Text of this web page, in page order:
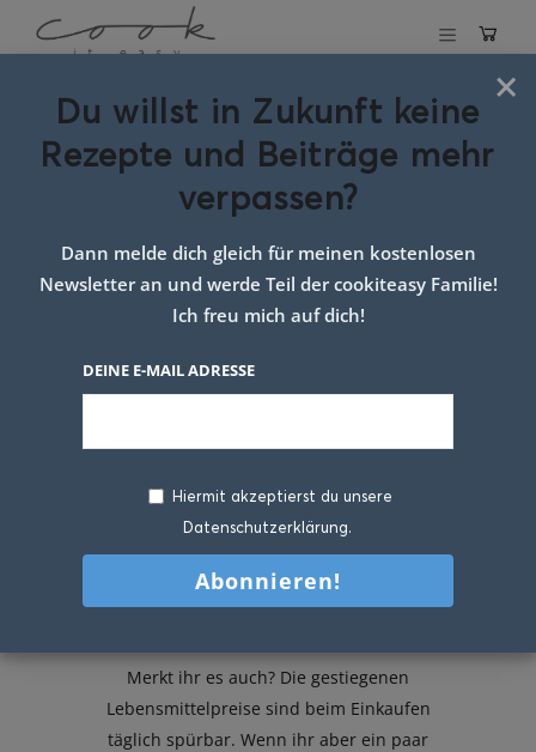
Schlagwort:
einfaches kochen
mit kindern
Merkt ihr es auch? Die gestiegenen
Lebensmittelpreise sind beim Einkaufen
täglich spürbar. Wenn ihr aber ein paar
×
Du willst in Zukunft keine
Rezepte und Beiträge mehr
verpassen?
Dann melde dich gleich für meinen kostenlosen
Newsletter an und werde Teil der cookiteasy Familie!
Ich freu mich auf dich!
DEINE E-MAIL ADRESSE
Hiermit akzeptierst du unsere
Datenschutzerklärung.